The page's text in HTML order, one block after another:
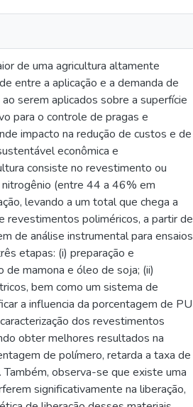
de uma agricultura altamente
entre a aplicação e a demanda de
serem aplicados sobre a superfície
para o controle de pragas e
impacto na redução de custos e de
econômica e
consiste no revestimento ou
(entre 44 a 46% em
levando a um total que chega a
revestimentos poliméricos, a partir de
de análise instrumental para ensaios
etapas: (i) preparação e
mamona e óleo de soja; (ii)
bem como um sistema de
a influencia da porcentagem de PU
dos revestimentos
obter melhores resultados na
de polímero, retarda a taxa de
observa-se que existe uma
significativamente na liberação,